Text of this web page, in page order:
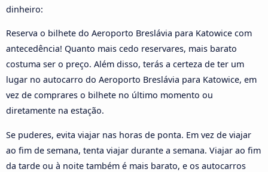
dinheiro:
Reserva o bilhete do Aeroporto Breslávia para Katowice com
antecedência! Quanto mais cedo reservares, mais barato
costuma ser o preço. Além disso, terás a certeza de ter um
lugar no autocarro do Aeroporto Breslávia para Katowice, em
vez de comprares o bilhete no último momento ou
diretamente na estação.
Se puderes, evita viajar nas horas de ponta. Em vez de viajar
ao fim de semana, tenta viajar durante a semana. Viajar ao fim
da tarde ou à noite também é mais barato, e os autocarros